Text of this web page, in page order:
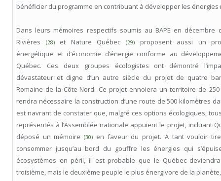
bénéficier du programme en contribuant à développer les
Dans leurs mémoires respectifs soumis au BAPE en décembre
Rivières
(28)et Nature Québec(29)
proposent aussi un
énergétique et d’économie d’énergie conforme au
Québec. Ces deux groupes écologistes ont démontré
dévastateur et digne d’un autre siècle du projet de quatre
Romaine de la Côte-Nord. Ce projet ennoiera un territoire de
rendra nécessaire la construction d’une route de 500 kilomètres
est navrant de constater que, malgré ces options écologiques,
représentés à l’Assemblée nationale appuient le projet, incluant
déposé un mémoire(30) en faveur du projet. A tant vouloir
consommer jusqu’au bord du gouffre les énergies qui
écosystèmes en péril, il est probable que le Québec
troisième, mais le deuxième peuple le plus énergivore de la